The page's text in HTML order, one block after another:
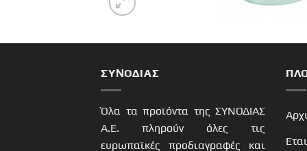
ΣΥΝΟΔΙΑΣ
Όλα τα προϊόντα της ΣΥΝΟΔΙΑΣ
Α.Ε. πληρούν όλες τις
ευρωπαϊκές προδιαγραφές και